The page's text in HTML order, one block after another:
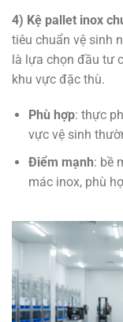
4) Kệ pallet inox
tiêu chuẩn vệ sinh
là lựa chọn đầu tư
khu vực đặc thù.
Phù hợp: thực
vực vệ sinh
Điểm mạnh: bề
mác inox, phù